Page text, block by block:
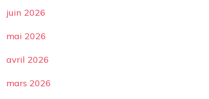
juin 2026
mai 2026
avril 2026
mars 2026